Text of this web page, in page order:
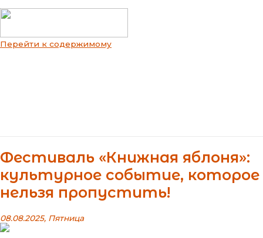
Перейти к содержимому
Фестиваль «Книжная яблоня»:
культурное событие, которое
нельзя пропустить!
08.08.2025, Пятница